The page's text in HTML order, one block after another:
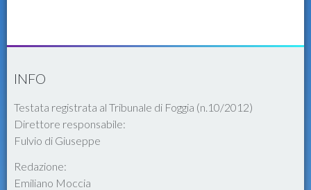
INFO
Testata registrata al Tribunale di Foggia (n.10/2012)
Direttore responsabile:
Fulvio di Giuseppe
Redazione:
Emiliano Moccia